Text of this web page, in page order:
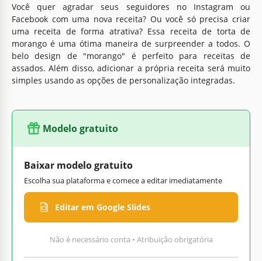
Você quer agradar seus seguidores no Instagram ou
Facebook com uma nova receita? Ou você só precisa criar
uma receita de forma atrativa? Essa receita de torta de
morango é uma ótima maneira de surpreender a todos. O
belo design de "morango" é perfeito para receitas de
assados. Além disso, adicionar a própria receita será muito
simples usando as opções de personalização integradas.
Modelo gratuito
Baixar modelo gratuito
Escolha sua plataforma e comece a editar imediatamente
Editar em Google Slides
Não é necessário conta • Atribuição obrigatória